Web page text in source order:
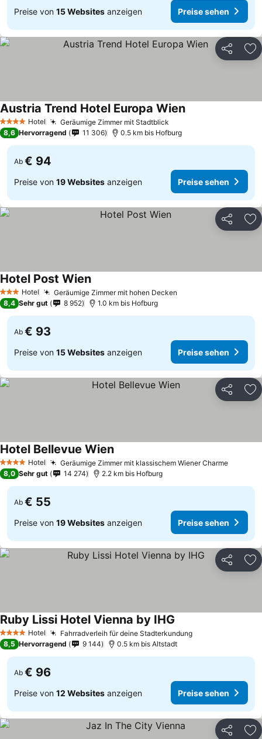
Preise von 15 Websites anzeigen Preise sehen
Teilen
4 Sterne Hotel Geräumige Zimmer mit Stadtblick
Austria Trend Hotel Europa Wien
8,6 Hervorragend 11 306 0.5 km bis Hofburg
Ab € 94
Preise von 19 Websites anzeigen Preise sehen
Teilen
3 SterneHotel Geräumige Zimmer mit hohen Decken
Hotel Post Wien
8,4 Sehr gut 8 952 1.0 km bis Hofburg
Ab € 93
Preise von 15 Websites anzeigen Preise sehen
Teilen
4 Sterne Hotel Geräumige Zimmer mit klassischem Wiener Charme
Hotel Bellevue Wien
8,0 Sehr gut 14 274 2.2 km bis Hofburg
Ab € 55
Preise von 19 Websites anzeigen Preise sehen
Teilen
4 Sterne Hotel Fahrradverleih für deine Stadterkundung
Ruby Lissi Hotel Vienna by IHG
8,5 Hervorragend 9 144 0.5 km bis Altstadt
Ab € 96
Preise von 12 Websites anzeigen Preise sehen
Teilen